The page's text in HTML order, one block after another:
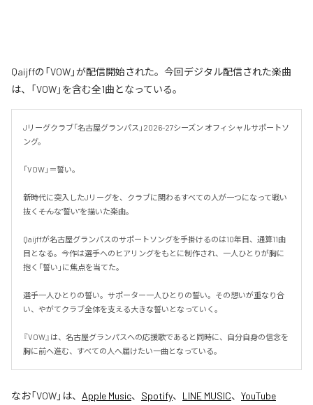
Qaijffの「VOW」が配信開始された。今回デジタル配信された楽曲
は、「VOW」を含む全1曲となっている。
Jリーグクラブ「名古屋グランパス」2026-27シーズン オフィシャルサポートソ
ング。
「VOW」＝誓い。
新時代に突入したJリーグを、クラブに関わるすべての人が一つになって戦い
抜く――そんな"誓い"を描いた楽曲。
Qaijffが名古屋グランパスのサポートソングを手掛けるのは10年目、通算11曲
目となる。今作は選手へのヒアリングをもとに制作され、一人ひとりが胸に
抱く「誓い」に焦点を当てた。
選手一人ひとりの誓い。サポーター一人ひとりの誓い。その想いが重なり合
い、やがてクラブ全体を支える大きな誓いとなっていく。
『VOW』は、名古屋グランパスへの応援歌であると同時に、自分自身の信念を
胸に前へ進む、すべての人へ届けたい一曲となっている。
なお「VOW」は、 Apple Music、 Spotify、 LINE MUSIC、 YouTube